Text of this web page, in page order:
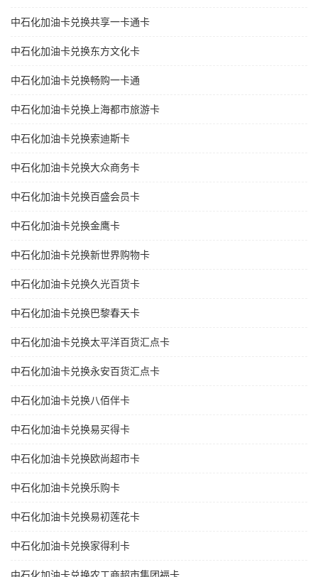
中石化加油卡兑换共享一卡通卡
中石化加油卡兑换东方文化卡
中石化加油卡兑换畅购一卡通
中石化加油卡兑换上海都市旅游卡
中石化加油卡兑换索迪斯卡
中石化加油卡兑换大众商务卡
中石化加油卡兑换百盛会员卡
中石化加油卡兑换金鹰卡
中石化加油卡兑换新世界购物卡
中石化加油卡兑换久光百货卡
中石化加油卡兑换巴黎春天卡
中石化加油卡兑换太平洋百货汇点卡
中石化加油卡兑换永安百货汇点卡
中石化加油卡兑换八佰伴卡
中石化加油卡兑换易买得卡
中石化加油卡兑换欧尚超市卡
中石化加油卡兑换乐购卡
中石化加油卡兑换易初莲花卡
中石化加油卡兑换家得利卡